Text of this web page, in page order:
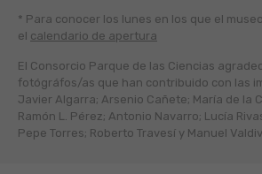
* Para conocer los lunes en los que el
el calendario de apertura
El Consorcio Parque de las Ciencias
fotógráfos/as que han contribuido con las
Javier Algarra; Arsenio Cañete; María de la
Ramón L. Pérez; Antonio Navarro; Lucía
Pepe Torres; Roberto Travesí y Manuel